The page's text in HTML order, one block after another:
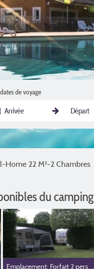
de voyage
Home 22 M²-2 Chambres
du camping